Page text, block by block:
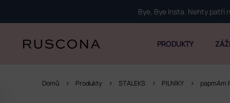
obsah
Bye, Bye Insta. Nehty patří
PRODUKTY
Domů Produkty STALEKS PILNÍKY papmAm